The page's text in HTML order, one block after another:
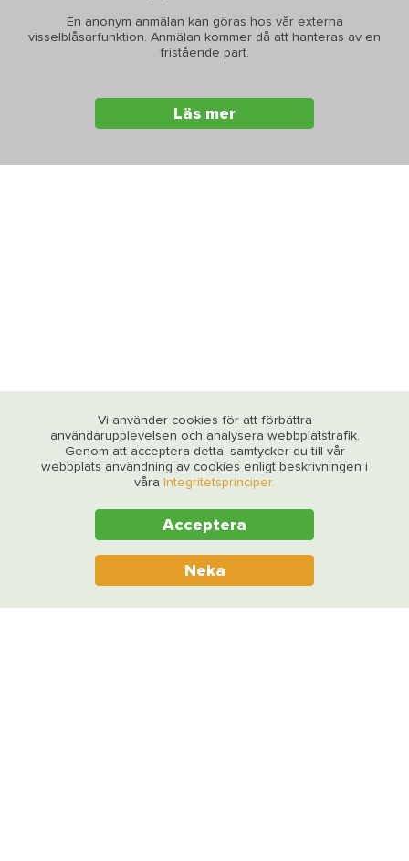
En anonym anmälan kan göras hos vår externa
visselblåsarfunktion. Anmälan kommer då att hanteras av en
fristående part.
Läs mer
Vi använder cookies för att förbättra
användarupplevelsen och analysera webbplatstrafik.
Genom att acceptera detta, samtycker du till vår
webbplats användning av cookies enligt beskrivningen i
våra Integritetsprinciper.
Acceptera
Neka